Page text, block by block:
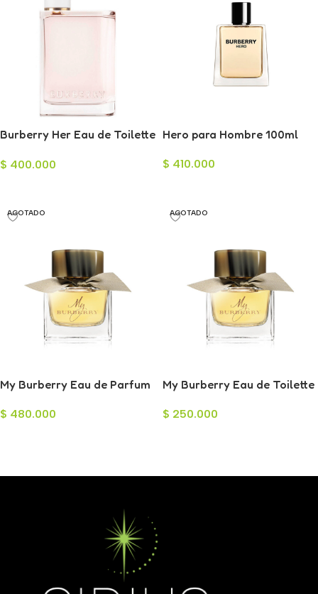
Burberry Her Eau de Toilette
$ 400.000
Hero para Hombre 100ml
$ 410.000
AGOTADO
My Burberry Eau de Parfum
$ 480.000
AGOTADO
My Burberry Eau de Toilette
$ 250.000